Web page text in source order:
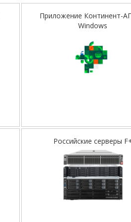
Приложение Континент-
Windows
Российские серверы